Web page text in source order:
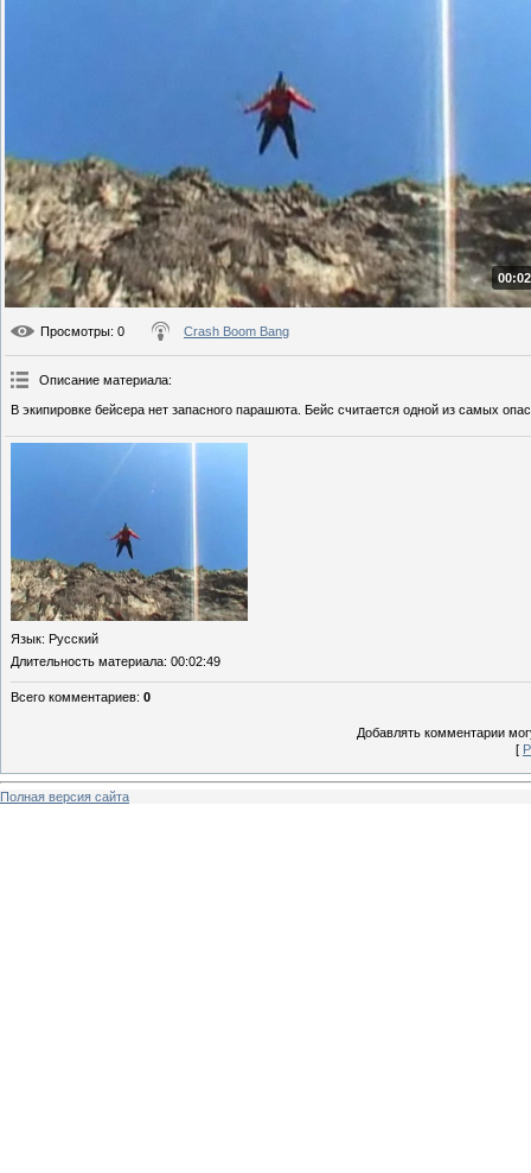
Просмотры: 0 Crash Boom Bang
Описание материала:
В экипировке бейсера нет запасного парашюта. Бейс считается одной из самых
Язык: Русский
Длительность материала: 00:02:49
Всего комментариев: 0
Добавлять комментарии
[
Полная версия сайта